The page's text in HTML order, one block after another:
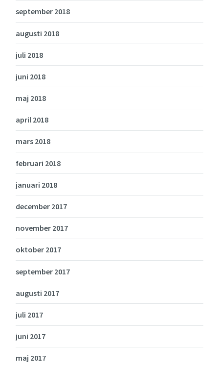
september 2018
augusti 2018
juli 2018
juni 2018
maj 2018
april 2018
mars 2018
februari 2018
januari 2018
december 2017
november 2017
oktober 2017
september 2017
augusti 2017
juli 2017
juni 2017
maj 2017